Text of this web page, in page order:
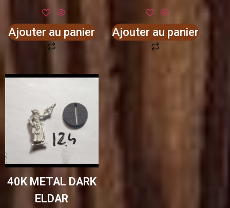
Ajouter au panier Ajouter au panier
40K METAL DARK
ELDAR